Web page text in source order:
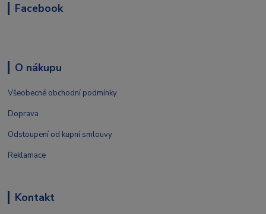
Facebook
O nákupu
Všeobecné obchodní podmínky
Doprava
Odstoupení od kupní smlouvy
Reklamace
Kontakt